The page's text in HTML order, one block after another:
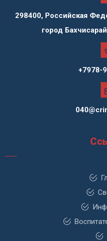
298400, Российская
город
+7978-